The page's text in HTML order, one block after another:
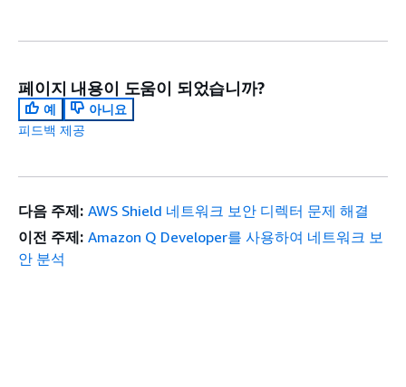
페이지 내용이 도움이 되었습니까?
예
아니요
피드백 제공
다음 주제: AWS Shield 네트워크 보안 디렉터 문제 해결
이전 주제: Amazon Q Developer를 사용하여 네트워크 보
안 분석